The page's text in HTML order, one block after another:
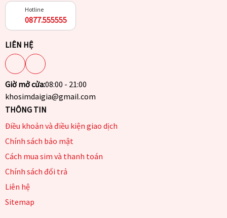
Hotline
0877.555555
LIÊN HỆ
Giờ mở cửa:08:00 - 21:00
khosimdaigia@gmail.com
THÔNG TIN
Điều khoản và điều kiện giao dịch
Chính sách bảo mật
Cách mua sim và thanh toán
Chính sách đổi trả
Liên hệ
Sitemap